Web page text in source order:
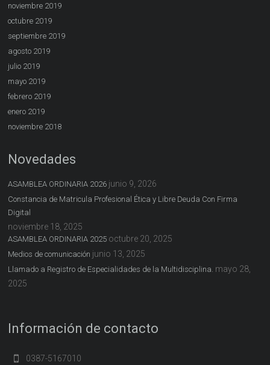
noviembre 2019
octubre 2019
septiembre 2019
agosto 2019
julio 2019
mayo 2019
febrero 2019
enero 2019
noviembre 2018
Novedades
ASAMBLEA ORDINARIA 2026 junio 9, 2026
Constancia de Matricula Profesional Ética y Libre Deuda Con Firma
Digital
noviembre 18, 2025
ASAMBLEA ORDINARIA 2025 octubre 20, 2025
Medios de comunicación junio 13, 2025
Llamado a Registro de Especialidades de la Multidisciplina. mayo 28,
2025
Información de contacto
0387-5167010